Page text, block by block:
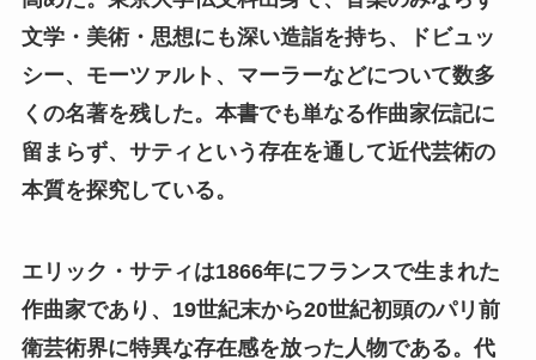
文学・美術・思想にも深い造詣を持ち、ドビュッ
シー、モーツァルト、マーラーなどについて数多
くの名著を残した。本書でも単なる作曲家伝記に
留まらず、サティという存在を通して近代芸術の
本質を探究している。
エリック・サティは1866年にフランスで生まれた
作曲家であり、19世紀末から20世紀初頭のパリ前
衛芸術界に特異な存在感を放った人物である。代